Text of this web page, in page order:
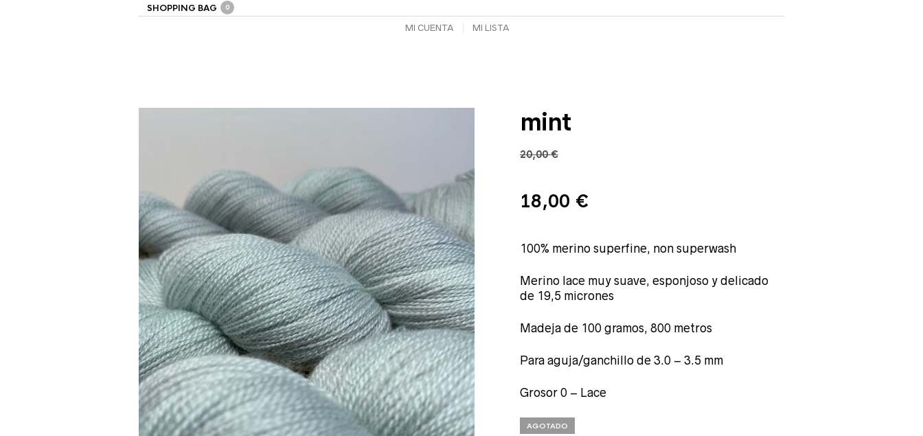
SHOPPING BAG
0
MI CUENTA MI LISTA
mint
20,00€
El
precio
original
era:
18,00 €
precio
actual
es:
100% merino superfine, non superwash
Merino lace muy suave, esponjoso y delicado
de 19,5 micrones
Madeja de 100 gramos, 800 metros
Para aguja/ganchillo de 3.0 – 3.5 mm
Grosor 0 – Lace
AGOTADO